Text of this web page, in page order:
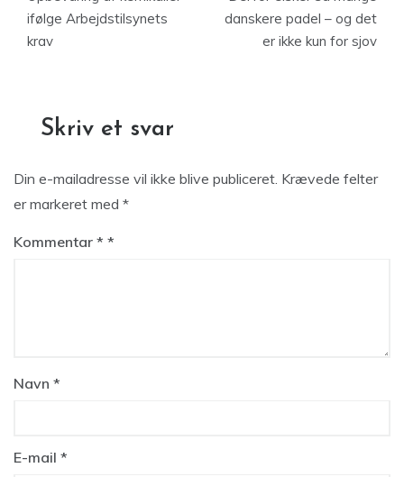
ifølge Arbejdstilsynets
krav
danskere padel – og det
er ikke kun for sjov
Skriv et svar
Din e-mailadresse vil ikke blive publiceret. Krævede felter
er markeret med *
Kommentar *
Navn *
E-mail *